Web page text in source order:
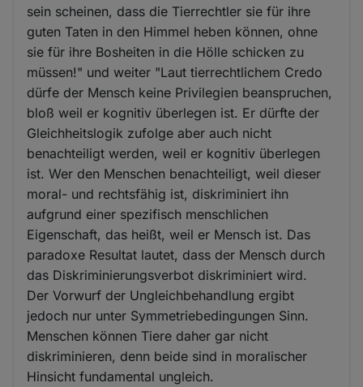
sein scheinen, dass die Tierrechtler sie für ihre
guten Taten in den Himmel heben können, ohne
sie für ihre Bosheiten in die Hölle schicken zu
müssen!" und weiter "Laut tierrechtlichem Credo
dürfe der Mensch keine Privilegien beanspruchen,
bloß weil er kognitiv überlegen ist. Er dürfte der
Gleichheitslogik zufolge aber auch nicht
benachteiligt werden, weil er kognitiv überlegen
ist. Wer den Menschen benachteiligt, weil dieser
moral- und rechtsfähig ist, diskriminiert ihn
aufgrund einer spezifisch menschlichen
Eigenschaft, das heißt, weil er Mensch ist. Das
paradoxe Resultat lautet, dass der Mensch durch
das Diskriminierungsverbot diskriminiert wird.
Der Vorwurf der Ungleichbehandlung ergibt
jedoch nur unter Symmetriebedingungen Sinn.
Menschen können Tiere daher gar nicht
diskriminieren, denn beide sind in moralischer
Hinsicht fundamental ungleich.